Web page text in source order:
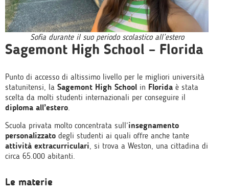
Sofia durante il suo periodo scolastico all’estero
Sagemont High School – Florida
Punto di accesso di altissimo livello per le migliori università
statunitensi, la Sagemont High School in Florida è stata
scelta da molti studenti internazionali per conseguire il
diploma all’estero.
Scuola privata molto concentrata sull’insegnamento
personalizzato degli studenti ai quali offre anche tante
attività extracurriculari, si trova a Weston, una cittadina di
circa 65.000 abitanti.
Le materie